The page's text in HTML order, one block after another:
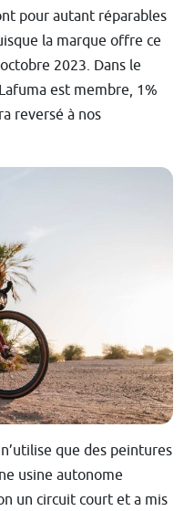
pour autant réparables
la marque offre ce
2023. Dans le
est membre, 1%
reversé à nos
que des peintures
usine autonome
un circuit court et a mis